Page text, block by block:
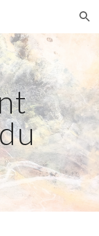
Skip to navigation